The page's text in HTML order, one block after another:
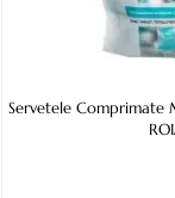
Servetele